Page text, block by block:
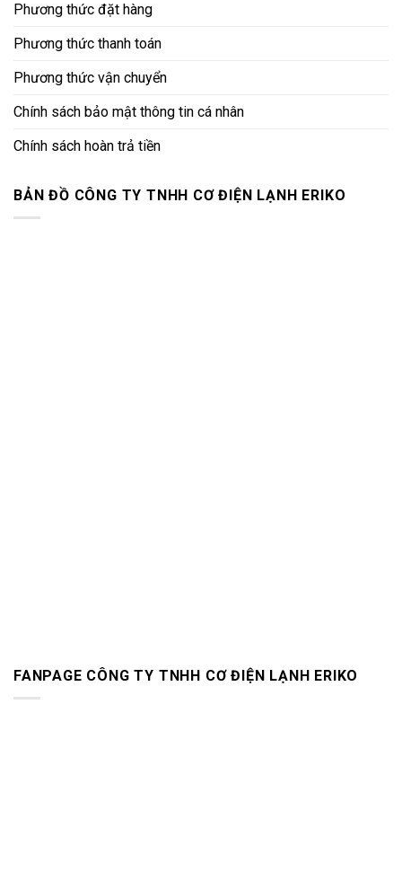
Phương thức đặt hàng
Phương thức thanh toán
Phương thức vận chuyển
Chính sách bảo mật thông tin cá nhân
Chính sách hoàn trả tiền
BẢN ĐỒ CÔNG TY TNHH CƠ ĐIỆN LẠNH ERIKO
FANPAGE CÔNG TY TNHH CƠ ĐIỆN LẠNH ERIKO